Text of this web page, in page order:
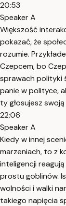
20:53
Speaker A
Większość
pokazać, że
rozumie.
Czepcem, bo
sprawach polityki
panie w polityce,
ty głosujesz
22:06
Speaker A
Kiedy w innej
marzeniach, to z
inteligencji
prostu goblinów.
wolności i walki
takiego napięcia